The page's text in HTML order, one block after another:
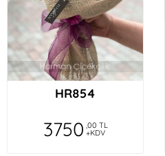
HR854
3750 ,00 TL
+KDV